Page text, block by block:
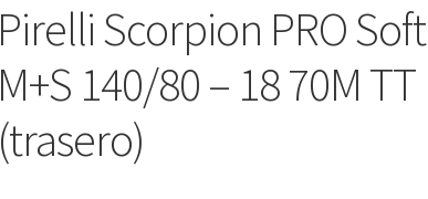
Pirelli Scorpion PRO Soft
M+S 140/80 – 18 70M TT
(trasero)